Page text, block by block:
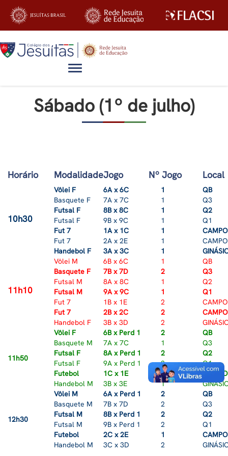
Alternar navegação
Sábado (1º de julho)
Horário ModalidadeJogo Nº Jogo Local
10h30
Vôlei F 6A x 6C 1
QB
Basquete F
7A x 7C 1
Q3
Futsal F
8B x 8C 1
Q2
Futsal F
9B x 9C 1
Q1
Fut 7
1A x 1C 1
CAMPO
Fut 7
2A x 2E 1
CAMPO
Handebol F
3A x 3C 1
11h10
Vôlei M 6B x 6C 1
QB
Basquete F
7B x 7D 2
Q3
Futsal M
8A x 8C 1
Q2
Futsal M
9A x 9C 1
Q1
Fut 7
1B x 1E 2
CAMPO
Fut 7
2B x 2C 2
CAMPO
Handebol F
3B x 3D 2
11h50
Vôlei F 6B x Perd 1 2
QB
Basquete M
7A x 7C 1
Q3
Futsal F
8A x Perd 1 2
Q2
Futsal F
9A x Perd 1 2
Q1
Futebol
1C x 1E 1
CAMPO
Handebol M
3B x 3E 1
12h30
Vôlei M 6A x Perd 1 2
QB
Basquete M
7B x 7D 2
Q3
Futsal M
8B x Perd 1 2
Q2
Futsal M
9B x Perd 1 2
Q1
Futebol
2C x 2E 1
CAMPO
Handebol M
3C x 3D 2